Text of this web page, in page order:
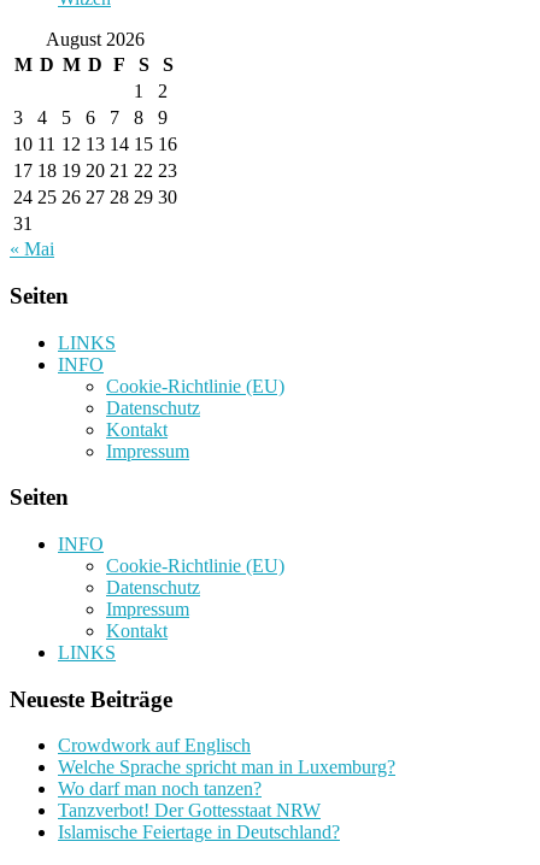
August 2026
M D M D F S
S
1
2
3
4 5 6 7 8
9
10 11 12 13 14 15 16
17 18 19 20 21 22 23
24 25 26 27 28 29 30
31
« Mai
Seiten
LINKS
INFO
Cookie-Richtlinie (EU)
Datenschutz
Kontakt
Impressum
Seiten
INFO
Cookie-Richtlinie (EU)
Datenschutz
Impressum
Kontakt
LINKS
Neueste Beiträge
Crowdwork auf Englisch
Welche Sprache spricht man in Luxemburg?
Wo darf man noch tanzen?
Tanzverbot! Der Gottesstaat NRW
Islamische Feiertage in Deutschland?